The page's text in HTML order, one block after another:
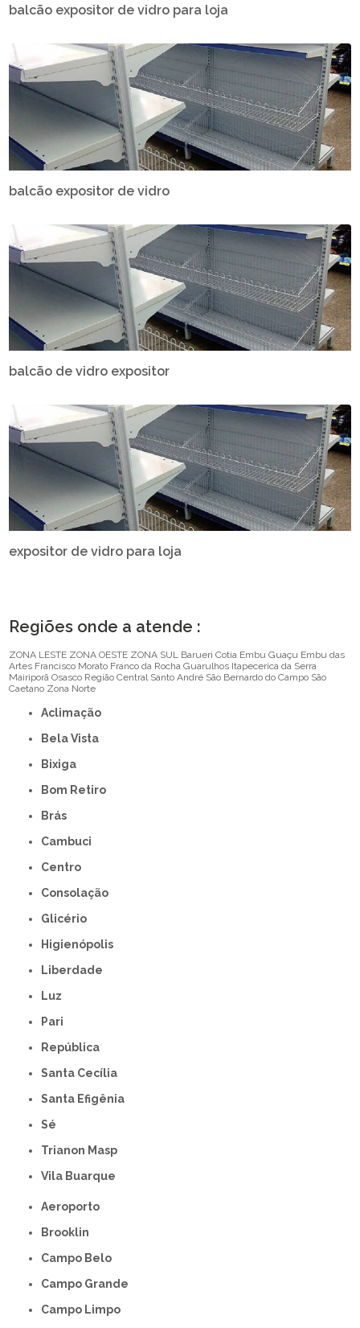
balcão expositor de vidro para loja
balcão expositor de vidro
balcão de vidro expositor
expositor de vidro para loja
Regiões onde a atende :
ZONA LESTE ZONA OESTE ZONA SUL Barueri Cotia Embu Guaçu Embu das
Artes Francisco Morato Franco da Rocha Guarulhos Itapecerica da Serra
Mairiporã Osasco Região Central Santo André São Bernardo do Campo São
Caetano Zona Norte
Aclimação
Bela Vista
Bixiga
Bom Retiro
Brás
Cambuci
Centro
Consolação
Glicério
Higienópolis
Liberdade
Luz
Pari
República
Santa Cecília
Santa Efigênia
Sé
Trianon Masp
Vila Buarque
Aeroporto
Brooklin
Campo Belo
Campo Grande
Campo Limpo